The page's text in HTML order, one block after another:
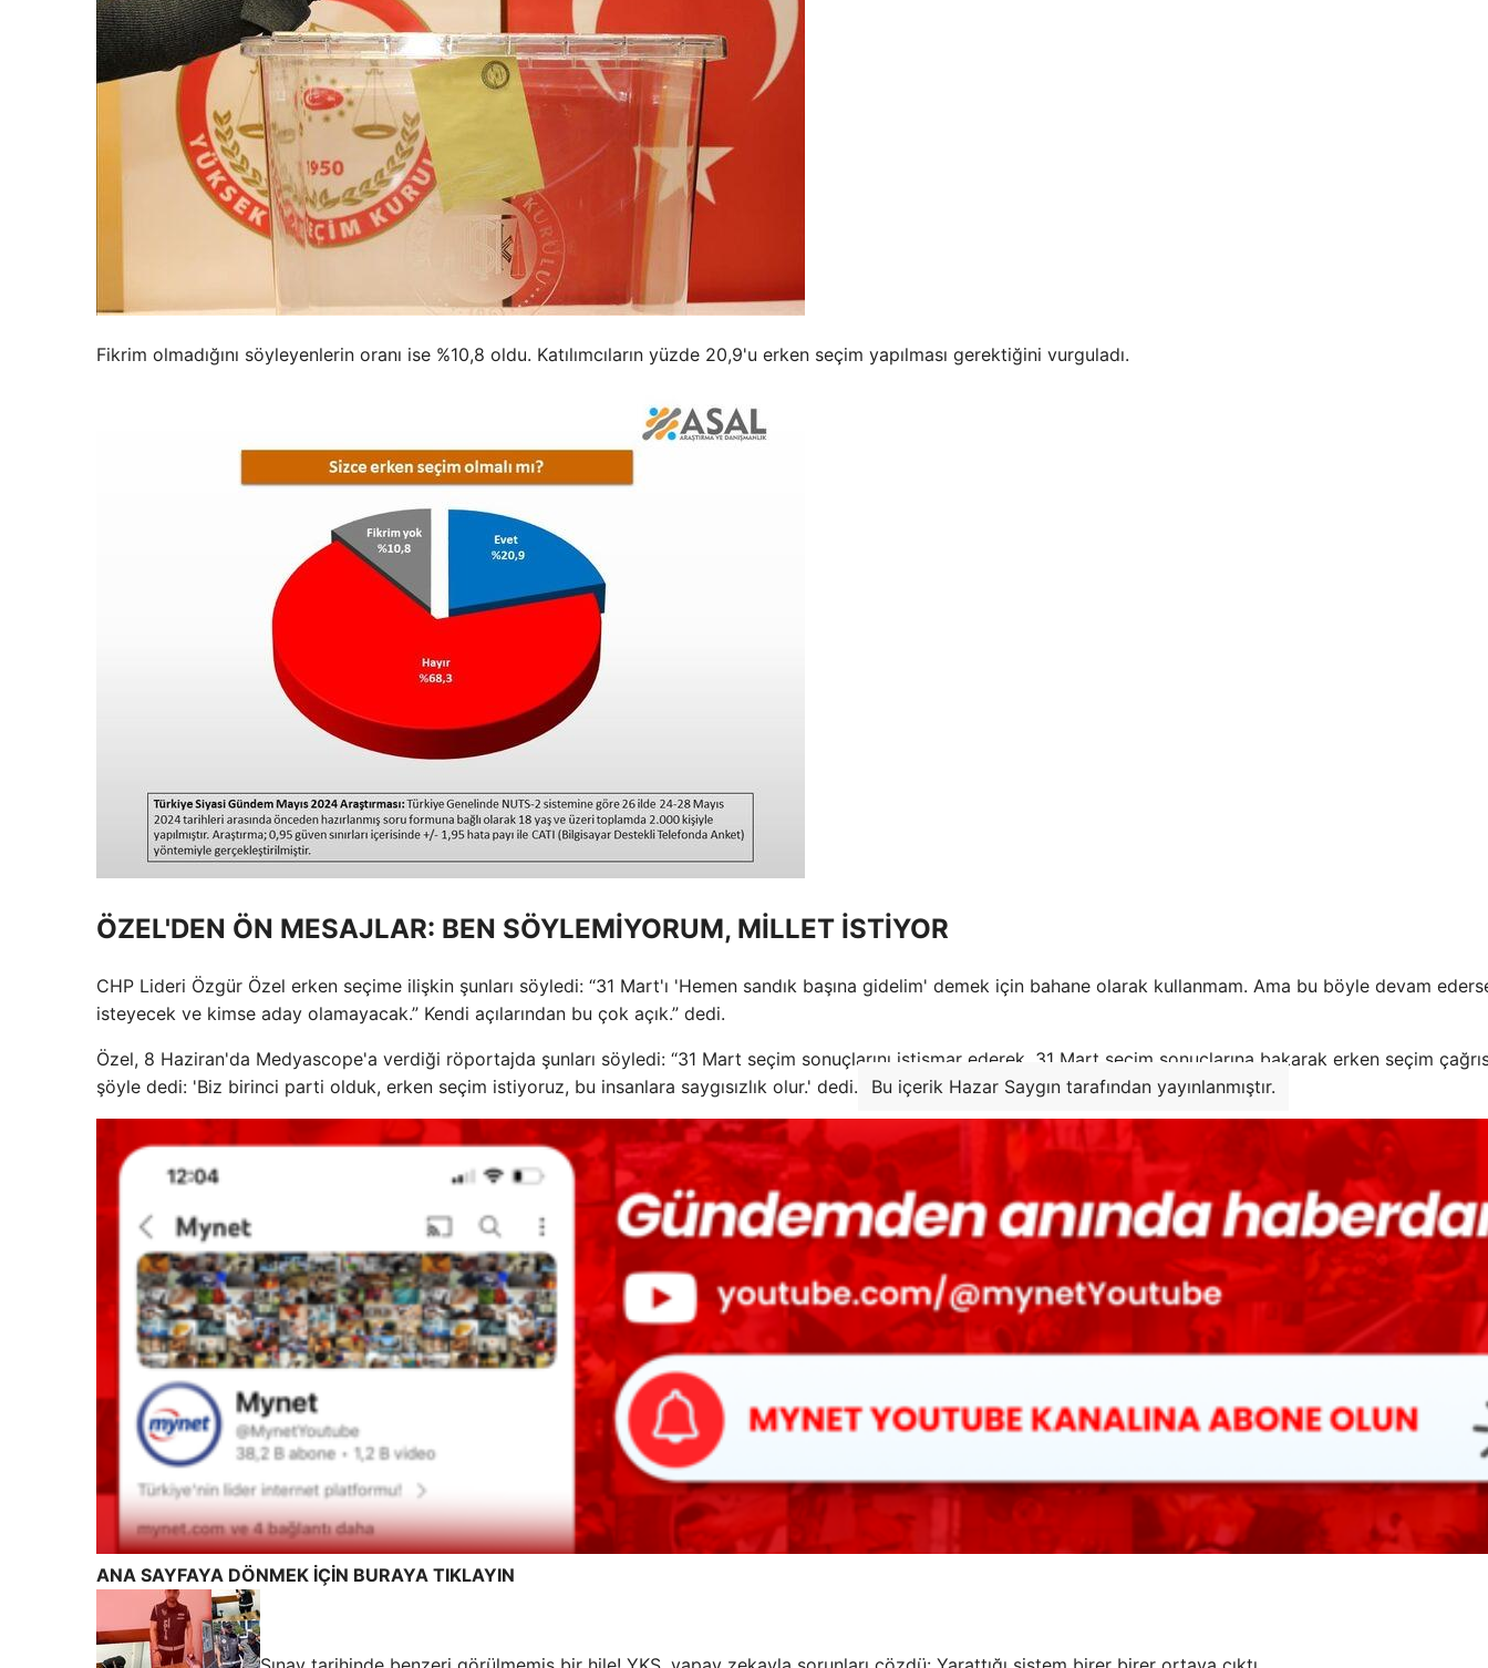
Fikrim olmadığını söyleyenlerin oranı ise %10,8 oldu. Katılımcıların yüzde 20,9'u erken seçim yapılması gerektiğini vurguladı.
ÖZEL'DEN ÖN MESAJLAR: BEN SÖYLEMİYORUM, MİLLET İSTİYOR
CHP Lideri Özgür Özel erken seçime ilişkin şunları söyledi: “31 Mart'ı 'Hemen sandık başına gidelim' demek için bahane olarak kullanmam. Ama bu böyle devam
isteyecek ve kimse aday olamayacak.” Kendi açılarından bu çok açık.” dedi.
Özel, 8 Haziran'da Medyascope'a verdiği röportajda şunları söyledi: “31 Mart seçim sonuçlarını istismar ederek, 31 Mart seçim sonuçlarına bakarak erken seçim
şöyle dedi: 'Biz birinci parti olduk, erken seçim istiyoruz, bu insanlara saygısızlık olur.' dedi.
Bu içerik Hazar Saygın tarafından yayınlanmıştır.
ANA SAYFAYA DÖNMEK İÇİN BURAYA TIKLAYIN